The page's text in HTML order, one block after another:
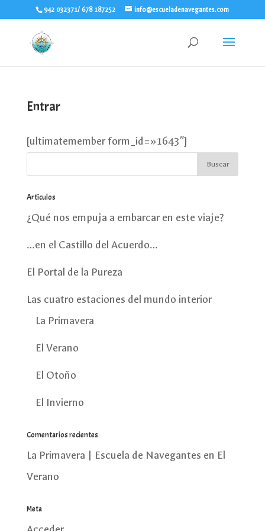
942 032371/ 678 187252 info@escueladenavegantes.com
Entrar
[ultimatemember form_id=»1643″]
Artículos
¿Qué nos empuja a embarcar en este viaje?
…en el Castillo del Acuerdo…
El Portal de la Pureza
Las cuatro estaciones del mundo interior
La Primavera
El Verano
El Otoño
El Invierno
Comentarios recientes
La Primavera | Escuela de Navegantes en El
Verano
Meta